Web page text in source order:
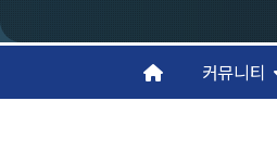
커뮤니티